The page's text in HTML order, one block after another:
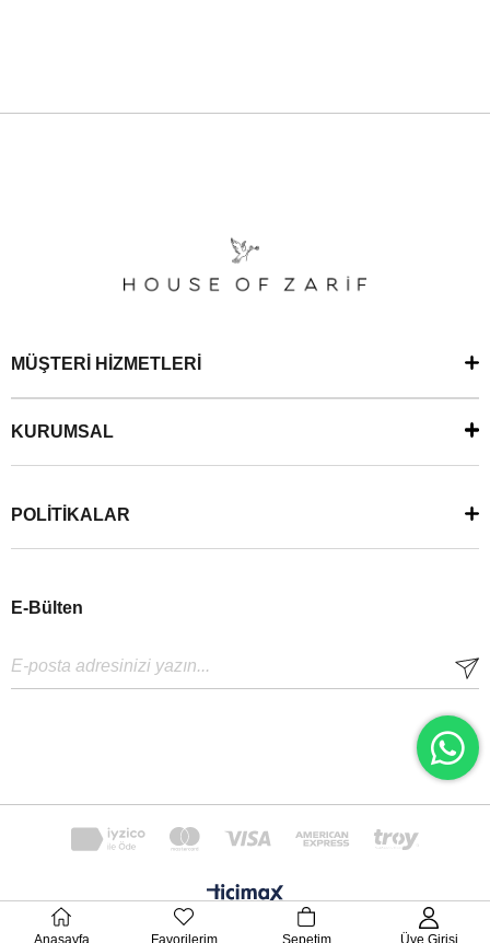
MÜŞTERİ HİZMETLERİ
KURUMSAL
POLİTİKALAR
E-Bülten
Anasayfa Favorilerim Sepetim